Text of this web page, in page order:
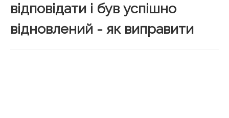
відповідати і був успішно
відновлений - як виправити